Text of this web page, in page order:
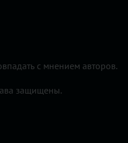
с мнением авторов.
защищены.